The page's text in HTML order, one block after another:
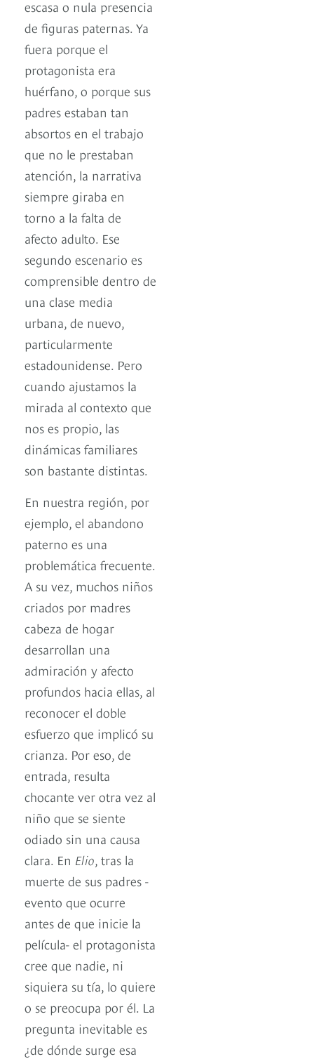
escasa o nula presencia
de figuras paternas. Ya
fuera porque el
protagonista era
huérfano, o porque sus
padres estaban tan
absortos en el trabajo
que no le prestaban
atención, la narrativa
siempre giraba en
torno a la falta de
afecto adulto. Ese
segundo escenario es
comprensible dentro de
una clase media
urbana, de nuevo,
particularmente
estadounidense. Pero
cuando ajustamos la
mirada al contexto que
nos es propio, las
dinámicas familiares
son bastante distintas.
En nuestra región, por
ejemplo, el abandono
paterno es una
problemática frecuente.
A su vez, muchos niños
criados por madres
cabeza de hogar
desarrollan una
admiración y afecto
profundos hacia ellas, al
reconocer el doble
esfuerzo que implicó su
crianza. Por eso, de
entrada, resulta
chocante ver otra vez al
niño que se siente
odiado sin una causa
clara. En Elio, tras la
muerte de sus padres -
evento que ocurre
antes de que inicie la
película- el protagonista
cree que nadie, ni
siquiera su tía, lo quiere
o se preocupa por él. La
pregunta inevitable es
¿de dónde surge esa